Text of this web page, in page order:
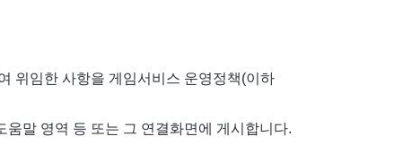
위임한 사항을 게임서비스 운영정책(이하
말 영역 등 또는 그 연결화면에 게시합니다.